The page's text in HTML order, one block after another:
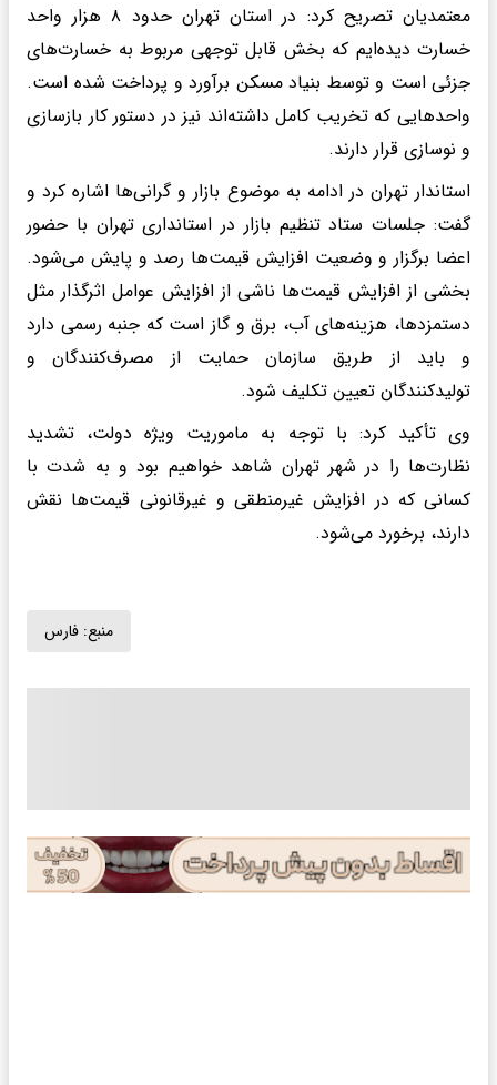
معتمدیان تصریح کرد: در استان تهران حدود ۸ هزار واحد
خسارت دیده‌ایم که بخش قابل توجهی مربوط به خسارت‌های
جزئی است و توسط بنیاد مسکن برآورد و پرداخت شده است.
واحدهایی که تخریب کامل داشته‌اند نیز در دستور کار بازسازی
و نوسازی قرار دارند.
استاندار تهران در ادامه به موضوع بازار و گرانی‌ها اشاره کرد و
گفت: جلسات ستاد تنظیم بازار در استانداری تهران با حضور
اعضا برگزار و وضعیت افزایش قیمت‌ها رصد و پایش می‌شود.
بخشی از افزایش قیمت‌ها ناشی از افزایش عوامل اثرگذار مثل
دستمزدها، هزینه‌های آب، برق و گاز است که جنبه رسمی دارد
و باید از طریق سازمان حمایت از مصرف‌کنندگان و
تولیدکنندگان تعیین تکلیف شود.
وی تأکید کرد: با توجه به ماموریت ویژه دولت، تشدید
نظارت‌ها را در شهر تهران شاهد خواهیم بود و به شدت با
کسانی که در افزایش غیرمنطقی و غیرقانونی قیمت‌ها نقش
دارند، برخورد می‌شود.
منبع: فارس